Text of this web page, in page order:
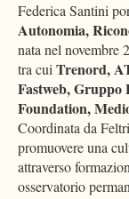
Federica Santini
Autonomia,
nata nel novembre
tra cuiTrenord,
Fastweb,
Foundation,
Coordinata da
promuovere una
attraverso
osservatorio